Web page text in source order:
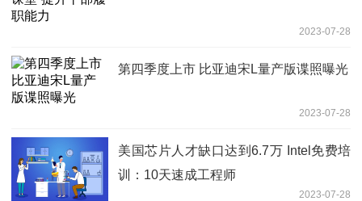
2023-07-28
第四季度上市 比亚迪宋L量产版谍照曝光
2023-07-28
美国芯片人才缺口达到6.7万 Intel免费培
训：10天速成工程师
2023-07-28